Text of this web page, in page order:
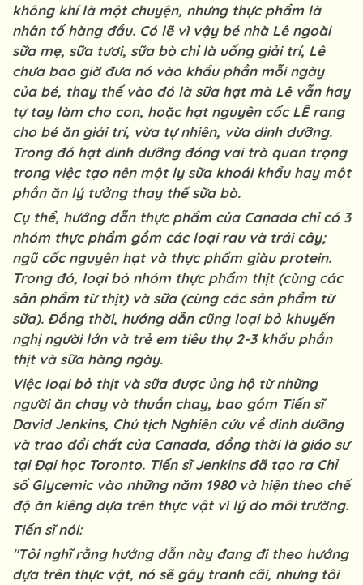
không khí là một chuyện, nhưng thực phẩm là
nhân tố hàng đầu. Có lẽ vì vậy bé nhà Lê ngoài
sữa mẹ, sữa tươi, sữa bò chỉ là uống giải trí, Lê
chưa bao giờ đưa nó vào khẩu phần mỗi ngày
của bé, thay thế vào đó là sữa hạt mà Lê vẫn hay
tự tay làm cho con, hoặc hạt nguyên cốc LÊ rang
cho bé ăn giải trí, vừa tự nhiên, vừa dinh dưỡng.
Trong đó hạt dinh dưỡng đóng vai trò quan trọng
trong việc tạo nên một ly sữa khoái khẩu hay một
phần ăn lý tưởng thay thế sữa bò.
Cụ thể, hướng dẫn thực phẩm của Canada chỉ có 3
nhóm thực phẩm gồm các loại rau và trái cây;
ngũ cốc nguyên hạt và thực phẩm giàu protein.
Trong đó, loại bỏ nhóm thực phẩm thịt (cùng các
sản phẩm từ thịt) và sữa (cùng các sản phẩm từ
sữa). Đồng thời, hướng dẫn cũng loại bỏ khuyến
nghị người lớn và trẻ em tiêu thụ 2-3 khẩu phần
thịt và sữa hàng ngày.
Việc loại bỏ thịt và sữa được ủng hộ từ những
người ăn chay và thuần chay, bao gồm Tiến sĩ
David Jenkins, Chủ tịch Nghiên cứu về dinh dưỡng
và trao đổi chất của Canada, đồng thời là giáo sư
tại Đại học Toronto. Tiến sĩ Jenkins đã tạo ra Chỉ
số Glycemic vào những năm 1980 và hiện theo chế
độ ăn kiêng dựa trên thực vật vì lý do môi trường.
Tiến sĩ nói:
"Tôi nghĩ rằng hướng dẫn này đang đi theo hướng
dựa trên thực vật, nó sẽ gây tranh cãi, nhưng tôi